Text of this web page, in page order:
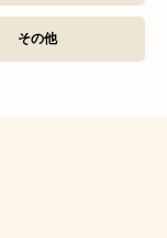
その他